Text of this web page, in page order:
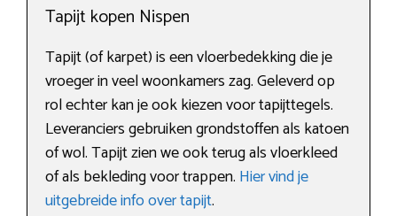
Tapijt kopen Nispen
Tapijt (of karpet) is een vloerbedekking die je
vroeger in veel woonkamers zag. Geleverd op
rol echter kan je ook kiezen voor tapijttegels.
Leveranciers gebruiken grondstoffen als katoen
of wol. Tapijt zien we ook terug als vloerkleed
of als bekleding voor trappen. Hier vind je
uitgebreide info over tapijt.